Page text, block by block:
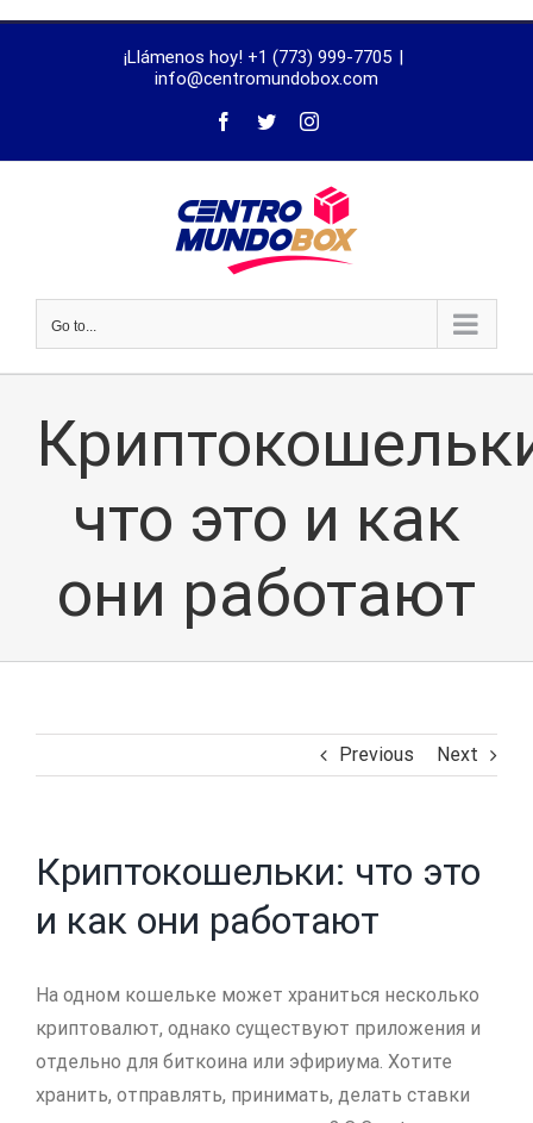
¡Llámenos hoy! +1 (773) 999-7705 |
info@centromundobox.com
Go to...
что это и как
они работают
Previous Next
Криптокошельки: что это
и как они работают
На одном кошельке может храниться несколько
криптовалют, однако существуют приложения и
отдельно для биткоина или эфириума. Хотите
хранить, отправлять, принимать, делать ставки